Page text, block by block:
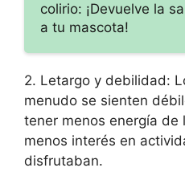
colirio: ¡Devuelve la
a tu mascota!
2. Letargo y debilidad:
menudo se sienten
tener menos energía de
menos interés en
disfrutaban.